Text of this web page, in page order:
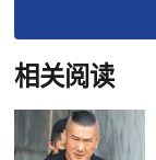
相关阅读